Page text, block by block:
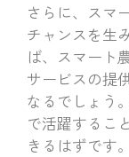
さらに、スマ
チャンスを生
ば、スマート
サービスの提
なるでしょう
で活躍するこ
きるはずです。